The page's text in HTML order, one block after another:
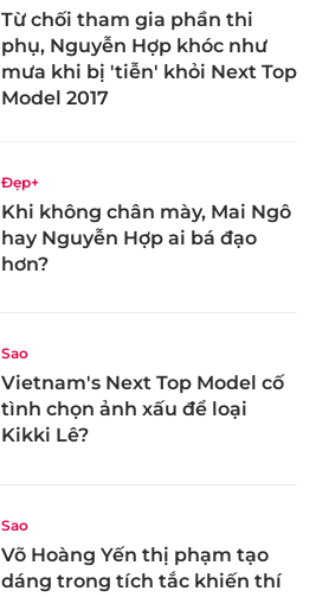
Từ chối tham gia phần thi
phụ, Nguyễn Hợp khóc như
mưa khi bị 'tiễn' khỏi Next Top
Model 2017
Đẹp+
Khi không chân mày, Mai Ngô
hay Nguyễn Hợp ai bá đạo
hơn?
Sao
Vietnam's Next Top Model cố
tình chọn ảnh xấu để loại
Kikki Lê?
Sao
Võ Hoàng Yến thị phạm tạo
dáng trong tích tắc khiến thí